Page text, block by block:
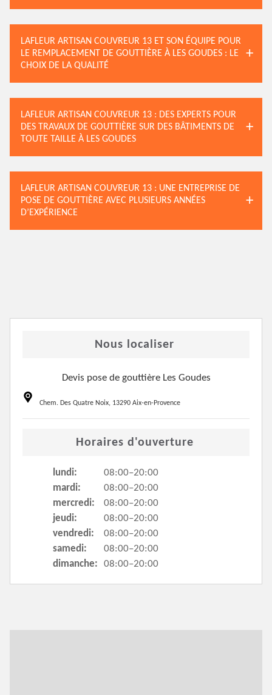
LAFLEUR ARTISAN COUVREUR 13 ET SON ÉQUIPE POUR
LE REMPLACEMENT DE GOUTTIÈRE À LES GOUDES : LE
CHOIX DE LA QUALITÉ
LAFLEUR ARTISAN COUVREUR 13 : DES EXPERTS POUR
DES TRAVAUX DE GOUTTIÈRE SUR DES BÂTIMENTS DE
TOUTE TAILLE À LES GOUDES
LAFLEUR ARTISAN COUVREUR 13 : UNE ENTREPRISE DE
POSE DE GOUTTIÈRE AVEC PLUSIEURS ANNÉES
D’EXPÉRIENCE
Nous localiser
Devis pose de gouttière Les Goudes
Chem. Des Quatre Noix, 13290 Aix-en-Provence
Horaires d'ouverture
lundi:
08:00–20:00
mardi:
08:00–20:00
mercredi:
08:00–20:00
jeudi:
08:00–20:00
vendredi:
08:00–20:00
samedi:
08:00–20:00
dimanche:
08:00–20:00